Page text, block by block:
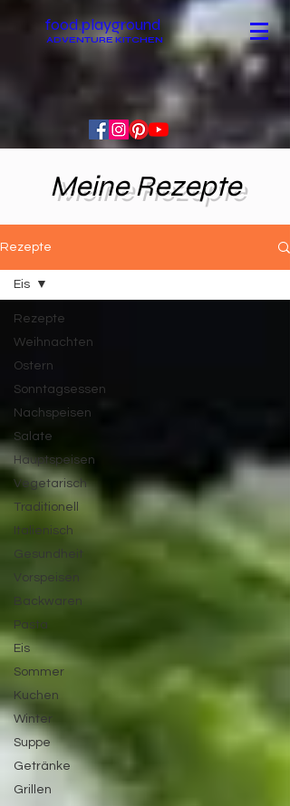
food.playground
ADVENTURE KITCHEN
Meine Rezepte
Rezepte
Rezepte
Weihnachten
Ostern
Sonntagsessen
Nachspeisen
Salate
Hauptspeisen
Vegetarisch
Traditionell
Italienisch
Gesundheit
Vorspeisen
Backwaren
Pasta
Eis
Sommer
Kuchen
Winter
Suppe
Getränke
Grillen
Eis